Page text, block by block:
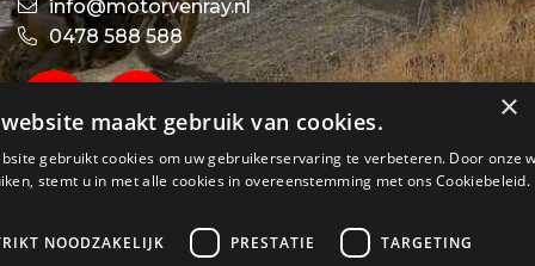
info@motorvenray.nl
0478 588 588
×
maakt gebruik van cookies.
gebruikt cookies om uw gebruikerservaring te verbeteren. Door onze
stemt u in met alle cookies in overeenstemming met ons Cookiebeleid.
NOODZAKELIJK PRESTATIE TARGETING